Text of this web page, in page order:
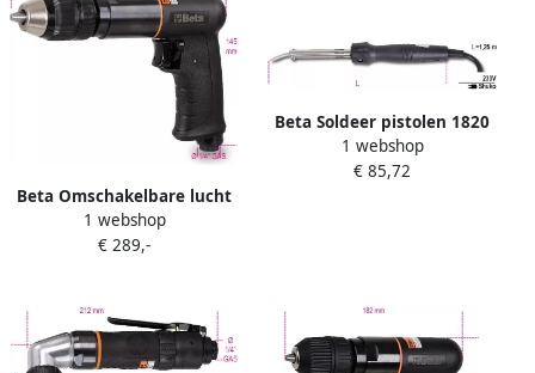
Beta Omschakelbare lucht
boormachine vervaardigd
uit composiet materiaal
1 webshop
€ 289,-
Beta Soldeer pistolen 1820
80 018200008
1 webshop
€ 85,72